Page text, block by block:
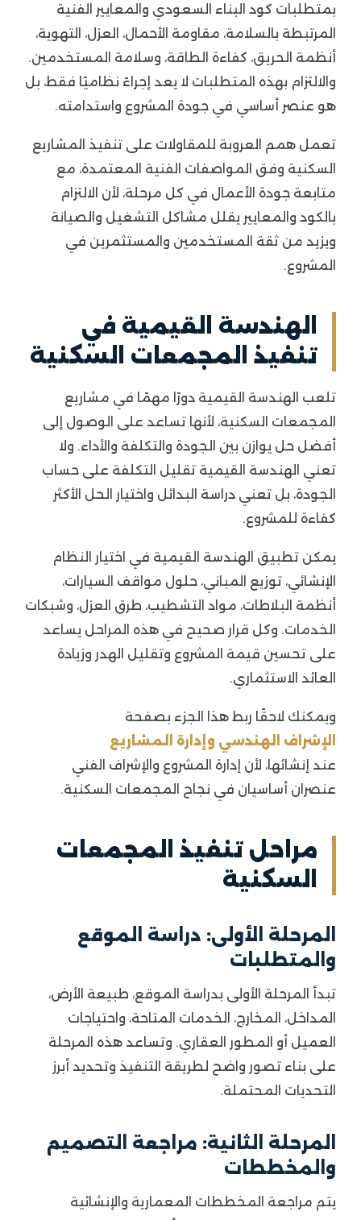
بمتطلبات كود البناء السعودي والمعايير الفنية
المرتبطة بالسلامة، مقاومة الأحمال، العزل، التهوية،
أنظمة الحريق، كفاءة الطاقة، وسلامة المستخدمين.
والالتزام بهذه المتطلبات لا يعد إجراءً نظاميًا فقط، بل
هو عنصر أساسي في جودة المشروع واستدامته.
تعمل همم العروبة للمقاولات على تنفيذ المشاريع
السكنية وفق المواصفات الفنية المعتمدة، مع
متابعة جودة الأعمال في كل مرحلة، لأن الالتزام
بالكود والمعايير يقلل مشاكل التشغيل والصيانة
ويزيد من ثقة المستخدمين والمستثمرين في
المشروع.
الهندسة القيمية في
تنفيذ المجمعات السكنية
تلعب الهندسة القيمية دورًا مهمًا في مشاريع
المجمعات السكنية، لأنها تساعد على الوصول إلى
أفضل حل يوازن بين الجودة والتكلفة والأداء. ولا
تعني الهندسة القيمية تقليل التكلفة على حساب
الجودة، بل تعني دراسة البدائل واختيار الحل الأكثر
كفاءة للمشروع.
يمكن تطبيق الهندسة القيمية في اختيار النظام
الإنشائي، توزيع المباني، حلول مواقف السيارات،
أنظمة البلاطات، مواد التشطيب، طرق العزل، وشبكات
الخدمات. وكل قرار صحيح في هذه المراحل يساعد
على تحسين قيمة المشروع وتقليل الهدر وزيادة
العائد الاستثماري.
ويمكنك لاحقًا ربط هذا الجزء بصفحة
الإشراف الهندسي وإدارة المشاريع
عند إنشائها، لأن إدارة المشروع والإشراف الفني
عنصران أساسيان في نجاح المجمعات السكنية.
مراحل تنفيذ المجمعات
السكنية
المرحلة الأولى: دراسة الموقع
والمتطلبات
تبدأ المرحلة الأولى بدراسة الموقع، طبيعة الأرض،
المداخل، المخارج، الخدمات المتاحة، واحتياجات
العميل أو المطور العقاري. وتساعد هذه المرحلة
على بناء تصور واضح لطريقة التنفيذ وتحديد أبرز
التحديات المحتملة.
المرحلة الثانية: مراجعة التصميم
والمخططات
يتم مراجعة المخططات المعمارية والإنشائية